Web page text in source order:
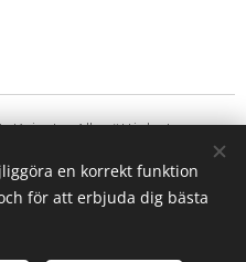
Knivsta. Alla rättigheter
en korrekt funktion
för att erbjuda dig bästa